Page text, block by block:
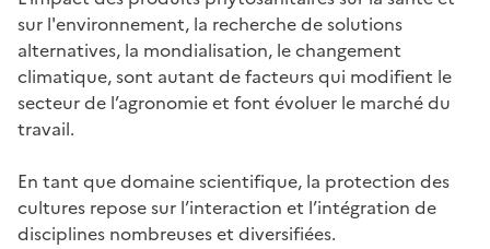
sur l'environnement, la recherche de solutions
alternatives, la mondialisation, le changement
climatique, sont autant de facteurs qui modifient le
secteur de l’agronomie et font évoluer le marché du
travail.
En tant que domaine scientifique, la protection des
cultures repose sur l’interaction et l’intégration de
disciplines nombreuses et diversifiées.